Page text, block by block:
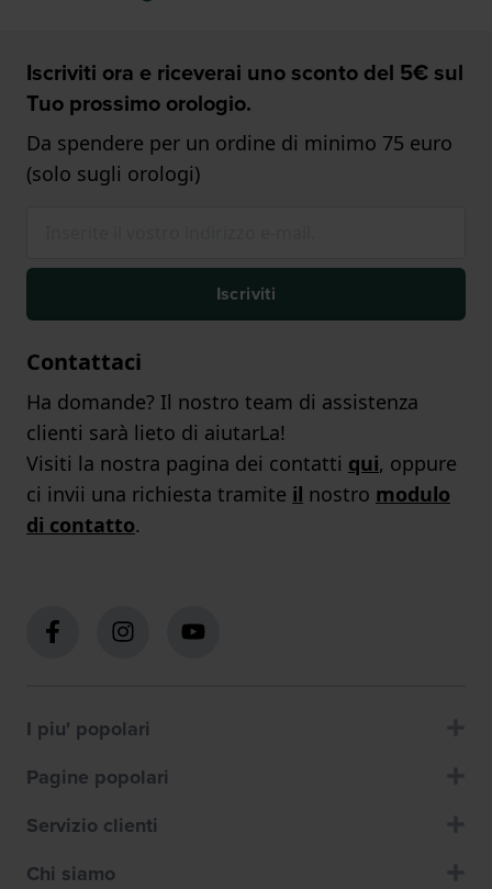
Iscriviti ora e riceverai uno sconto del 5€ sul
Tuo prossimo orologio.
Da spendere per un ordine di minimo 75 euro
(solo sugli orologi)
Iscriviti
Contattaci
Ha domande? Il nostro team di assistenza
clienti sarà lieto di aiutarLa!
Visiti la nostra pagina dei contatti qui, oppure
ci invii una richiesta tramite il nostro modulo
di contatto.
I piu' popolari
Pagine popolari
Servizio clienti
Chi siamo